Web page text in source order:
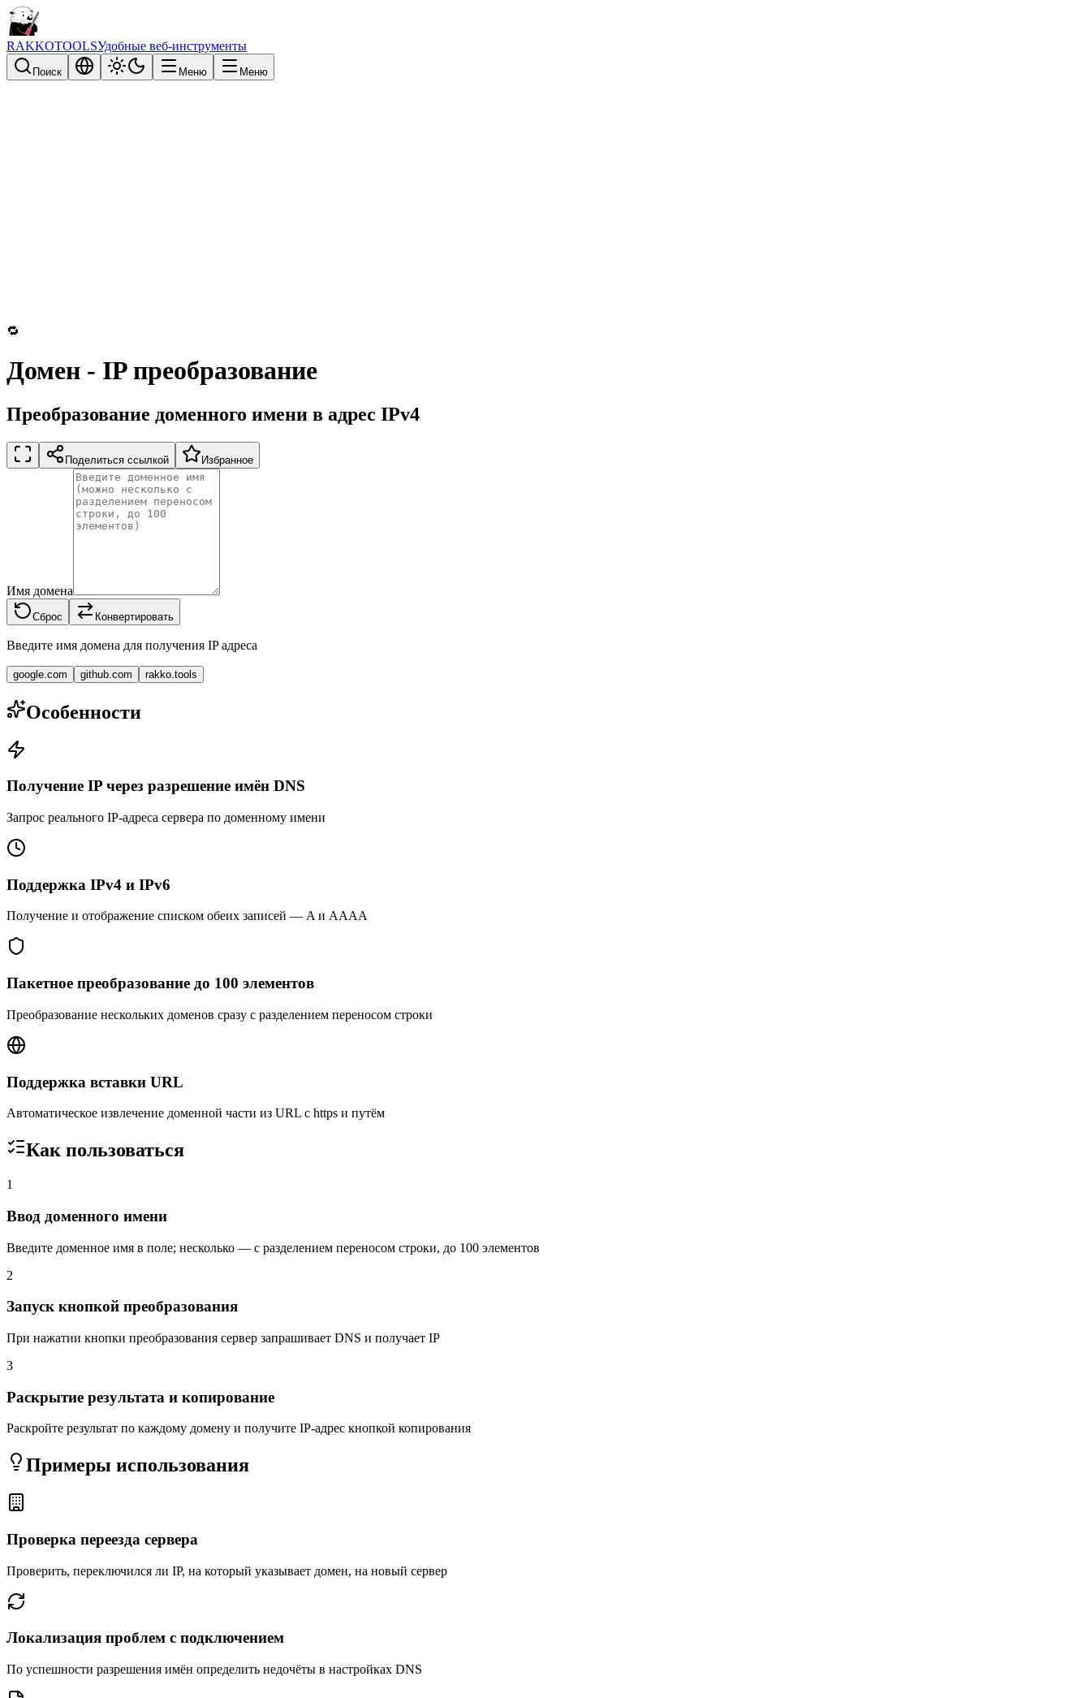
RAKKOTOOLSУдобные веб-инструменты
Поиск Меню Меню
🔁
Домен - IP преобразование
Преобразование доменного имени в адрес IPv4
Поделиться ссылкой Избранное
Имя домена
Сброс Конвертировать
Введите имя домена для получения IP адреса
google.com github.com rakko.tools
Особенности
Получение IP через разрешение имён DNS
Запрос реального IP-адреса сервера по доменному имени
Поддержка IPv4 и IPv6
Получение и отображение списком обеих записей — A и AAAA
Пакетное преобразование до 100 элементов
Преобразование нескольких доменов сразу с разделением переносом строки
Поддержка вставки URL
Автоматическое извлечение доменной части из URL с https и путём
Как пользоваться
1
Ввод доменного имени
Введите доменное имя в поле; несколько — с разделением переносом строки, до 100 элементов
2
Запуск кнопкой преобразования
При нажатии кнопки преобразования сервер запрашивает DNS и получает IP
3
Раскрытие результата и копирование
Раскройте результат по каждому домену и получите IP-адрес кнопкой копирования
Примеры использования
Проверка переезда сервера
Проверить, переключился ли IP, на который указывает домен, на новый сервер
Локализация проблем с подключением
По успешности разрешения имён определить недочёты в настройках DNS